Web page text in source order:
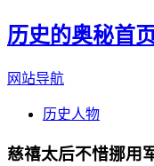
历史的奥秘首
网站导航
历史人物
慈禧太后不惜挪用